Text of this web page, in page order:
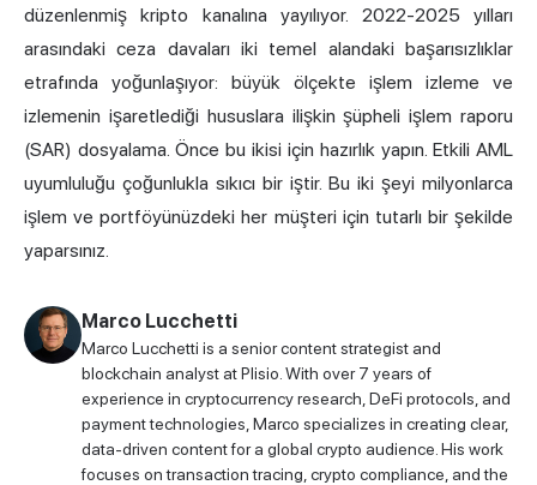
düzenlenmiş kripto kanalına yayılıyor. 2022-2025 yılları
arasındaki ceza davaları iki temel alandaki başarısızlıklar
etrafında yoğunlaşıyor: büyük ölçekte işlem izleme ve
izlemenin işaretlediği hususlara ilişkin şüpheli işlem raporu
(SAR) dosyalama. Önce bu ikisi için hazırlık yapın. Etkili AML
uyumluluğu çoğunlukla sıkıcı bir iştir. Bu iki şeyi milyonlarca
işlem ve portföyünüzdeki her müşteri için tutarlı bir şekilde
yaparsınız.
Marco Lucchetti
Marco Lucchetti is a senior content strategist and
blockchain analyst at Plisio. With over 7 years of
experience in cryptocurrency research, DeFi protocols, and
payment technologies, Marco specializes in creating clear,
data-driven content for a global crypto audience. His work
focuses on transaction tracing, crypto compliance, and the